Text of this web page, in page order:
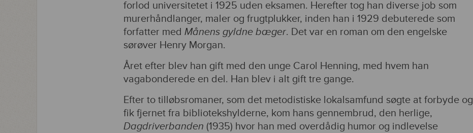
forlod universitetet i 1925 uden eksamen. Herefter tog han diverse job som
murerhåndlanger, maler og frugtplukker, inden han i 1929 debuterede som
forfatter med Månens gyldne bæger. Det var en roman om den engelske
sørøver Henry Morgan.
Året efter blev han gift med den unge Carol Henning, med hvem han
vagabonderede en del. Han blev i alt gift tre gange.
Efter to tilløbsromaner, som det metodistiske lokalsamfund søgte at forbyde og
fik fjernet fra bibliotekshylderne, kom hans gennembrud, den herlige,
Dagdriverbanden (1935) hvor han med overdådig humor og indlevelse